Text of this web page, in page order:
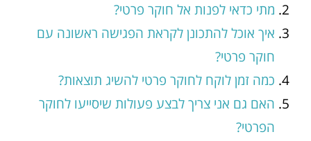
מתי כדאי לפנות אל חוקר פרטי?
איך אוכל להתכונן לקראת הפגישה ראשונה עם
חוקר פרטי?
כמה זמן לוקח לחוקר פרטי להשיג תוצאות?
האם גם אני צריך לבצע פעולות שיסייעו לחוקר
הפרטי?